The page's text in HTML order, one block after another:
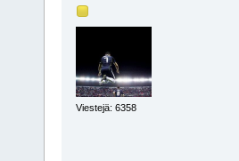
Viestejä: 6358